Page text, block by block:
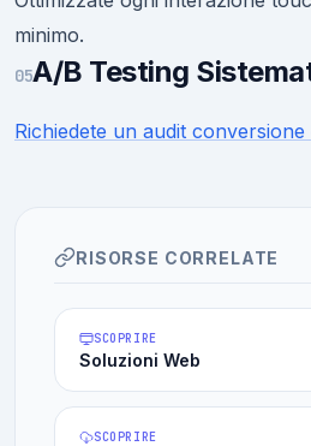
minimo.
05A/B Testing
Richiedete un audit
RISORSE CORRELATE
SCOPRIRE
Soluzioni Web
SCOPRIRE